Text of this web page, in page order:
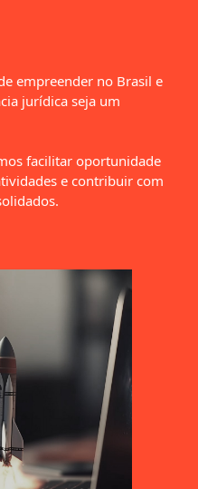
empreender no Brasil e
jurídica seja um
facilitar oportunidade
e contribuir com